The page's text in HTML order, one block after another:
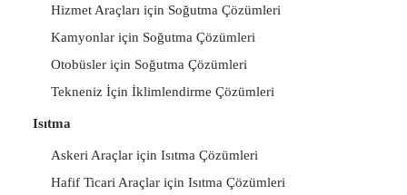
Hizmet Araçları için Soğutma Çözümleri
Kamyonlar için Soğutma Çözümleri
Otobüsler için Soğutma Çözümleri
Tekneniz İçin İklimlendirme Çözümleri
Isıtma
Askeri Araçlar için Isıtma Çözümleri
Hafif Ticari Araçlar için Isıtma Çözümleri